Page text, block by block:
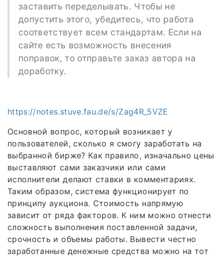
заставить переделывать. Чтобы не
допустить этого, убедитесь, что работа
соответствует всем стандартам. Если на
сайте есть возможность внесения
поправок, то отправьте заказ автора на
доработку.
https://notes.stuve.fau.de/s/Zag4R_5VZE
Основной вопрос, который возникает у
пользователей, сколько я смогу заработать на
выбранной бирже? Как правило, изначально цены
выставляют сами заказчики или сами
исполнители делают ставки в комментариях.
Таким образом, система функционирует по
принципу аукциона. Стоимость напрямую
зависит от ряда факторов. К ним можно отнести
сложность выполнения поставленной задачи,
срочность и объемы работы. Вывести честно
заработанные денежные средства можно на тот